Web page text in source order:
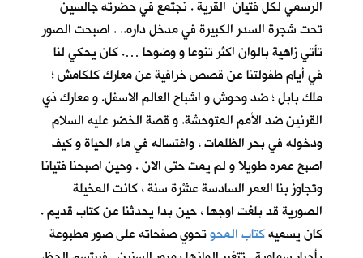
الرسمي لكل فتيان القرية . نجتمع في حضرته جالسين
تحت شجرة السدر الكبيرة في مدخل داره.. . اصبحت الصور
تأتي زاهية بالوان اكثر تنوعا و وضوحا …. كان يحكي لنا
في أيام طفولتنا عن قصص خرافية عن معارك كلكامش ؛
ملك بابل ؛ ضد وحوش و اشباح العالم الاسفل. و معارك ذي
القرنين ضد الأمم المتوحشة. و قصة الخضر عليه السلام
ودخوله في بحر الظلمات ، واغتساله في ماء الحياة و كيف
اصبح عمره طويلا و لم يمت حتى الان . وحين اصبحنا فتيانا
وتجاوز بنا العمر السادسة عشْرة سنة ، كانت المخيلة
الصورية قد بلغت اوجها ، حين بدا يحدثنا عن كتاب قديم .
كان يسميهكتاب المحوتحوي صفحاته على صور مطبوعة